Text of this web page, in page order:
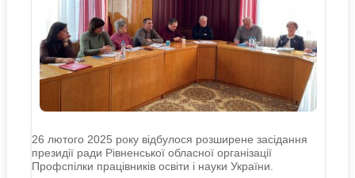
26 лютого 2025 року відбулося розширене засідання
президії ради Рівненської обласної організації
Профспілки працівників освіти і науки України.